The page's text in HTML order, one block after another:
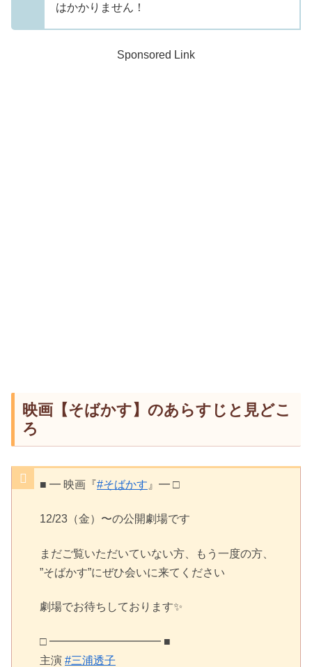
はかかりません！
Sponsored Link
映画【そばかす】のあらすじと見どこ
ろ
■ ━ 映画『#そばかす 』━ □
12/23（金）〜の公開劇場です
まだご覧いただいていない方、もう一度の方、
”そばかす”にぜひ会いに来てください
劇場でお待ちしております✨
□ ━━━━━━━━━━ ■
主演 #三浦透子